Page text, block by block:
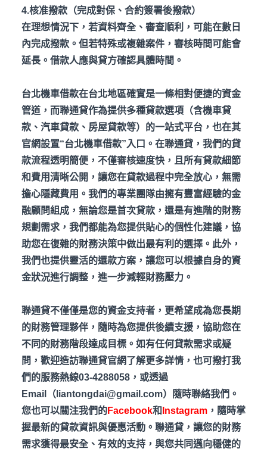
4.核准撥款（完成對保、合約簽署後撥款）
在理想情況下，若資料齊全、審查順利，可能在數日
內完成撥款。但若特殊或複雜案件，審核時間可能會
延長。借款人應與貸方確認具體時間。
台北機車借款在台北地區確實是一條相對便捷的資金
管道，而聯通貸作為提供多種貸款選項（含機車貸
款、汽車貸款、房屋貸款等）的一站式平台，也在其
官網設置“台北機車借款”入口。在聯通貸，我們的貸
款流程透明簡便，不僅審核速度快，且所有貸款細節
和費用清晰公開，讓您在貸款過程中完全放心，無需
擔心隱藏費用。我們的專業團隊由擁有豐富經驗的金
融顧問組成，無論您是首次貸款，還是有進階的財務
規劃需求，我們都能為您提供貼心的個性化建議，協
助您在復雜的財務決策中做出最有利的選擇。此外，
我們也提供靈活的還款方案，讓您可以根據自身的資
金狀況進行調整，進一步減輕財務壓力。
聯通貸不僅僅是您的資金支持者，更希望成為您長期
的財務管理夥伴，隨時為您提供後續支援，協助您在
不同的財務階段達成目標。如有任何貸款需求或疑
問，歡迎造訪聯通貸官網了解更多詳情，也可撥打我
們的服務熱線03-4288058 ，或透過
Email
（liantongdai@gmail.com）隨時聯絡我們。
您也可以關注我們的Facebook和 Instagram ，隨時掌
握最新的貸款資訊與優惠活動。聯通貸，讓您的財務
需求獲得最安全、有效的支持，與您共同邁向穩健的